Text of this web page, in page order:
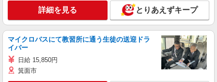
詳細を見る とりあえずキープ
マイクロバスにて教習所に通う生徒の送迎ドラ
イバー
日給 15,850円
箕面市